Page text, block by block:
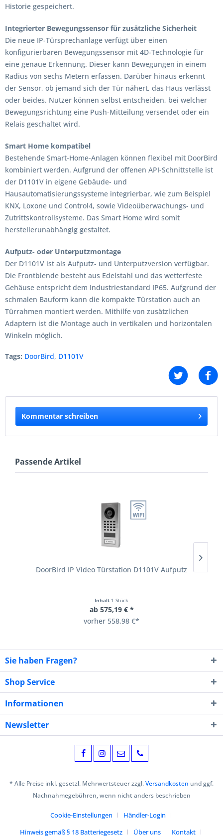
Historie gespeichert.
Integrierter Bewegungssensor für zusätzliche Sicherheit
Die neue IP-Türsprechanlage verfügt über einen
konfigurierbaren Bewegungssensor mit 4D-Technologie für
eine genaue Erkennung. Dieser kann Bewegungen in einem
Radius von sechs Metern erfassen. Darüber hinaus erkennt
der Sensor, ob jemand sich der Tür nähert, das Haus verlässt
oder beides. Nutzer können selbst entscheiden, bei welcher
Bewegungsrichtung eine Push-Mitteilung versendet oder ein
Relais geschaltet wird.
Smart Home kompatibel
Bestehende Smart-Home-Anlagen können flexibel mit DoorBird
kombiniert werden. Aufgrund der offenen API-Schnittstelle ist
der D1101V in eigene Gebäude- und
Hausautomatisierungssysteme integrierbar, wie zum Beispiel
KNX, Loxone und Control4, sowie Videoüberwachungs- und
Zutrittskontrollsysteme. Das Smart Home wird somit
herstellerunabhängig gestaltet.
Aufputz- oder Unterputzmontage
Der D1101V ist als Aufputz- und Unterputzversion verfügbar.
Die Frontblende besteht aus Edelstahl und das wetterfeste
Gehäuse entspricht dem Industriestandard IP65. Aufgrund der
schmalen Bauform kann die kompakte Türstation auch an
Türrahmen montiert werden. Mithilfe von zusätzlichen
Adaptern ist die Montage auch in vertikalen und horizontalen
Winkeln möglich.
Tags: DoorBird, D1101V
Kommentar schreiben
Passende Artikel
DoorBird IP Video Türstation D1101V Aufputz
Inhalt 1 Stück
ab 575,19 € *
vorher 558,98 €*
Sie haben Fragen?
Shop Service
Informationen
Newsletter
* Alle Preise inkl. gesetzl. Mehrwertsteuer zzgl.Versandkosten und ggf.
Nachnahmegebühren, wenn nicht anders beschrieben
Cookie-Einstellungen
Händler-Login
Hinweis gemäß § 18 Batteriegesetz
Über uns Kontakt